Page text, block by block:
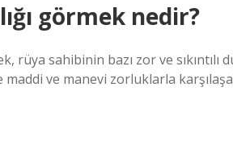
görmek nedir?
rüya sahibinin bazı zor ve
maddi ve manevi zorluklarla